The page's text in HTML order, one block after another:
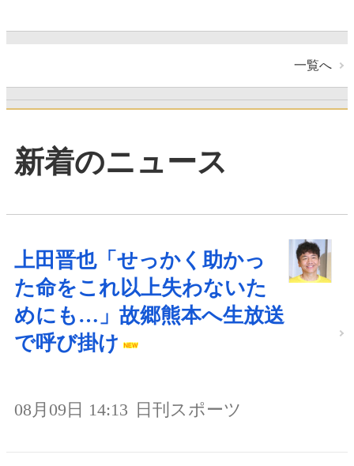
一覧へ
新着のニュース
上田晋也「せっかく助かっ
た命をこれ以上失わないた
めにも…」故郷熊本へ生放送
で呼び掛け
08月09日 14:13 日刊スポーツ